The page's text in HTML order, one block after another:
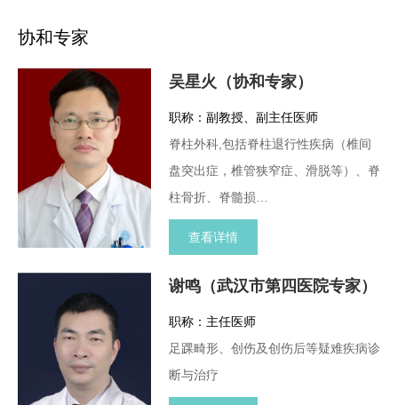
协和专家
吴星火（协和专家）
职称：副教授、副主任医师
脊柱外科,包括脊柱退行性疾病（椎间
盘突出症，椎管狭窄症、滑脱等）、脊
柱骨折、脊髓损…
查看详情
谢鸣（武汉市第四医院专家）
职称：主任医师
足踝畸形、创伤及创伤后等疑难疾病诊
断与治疗